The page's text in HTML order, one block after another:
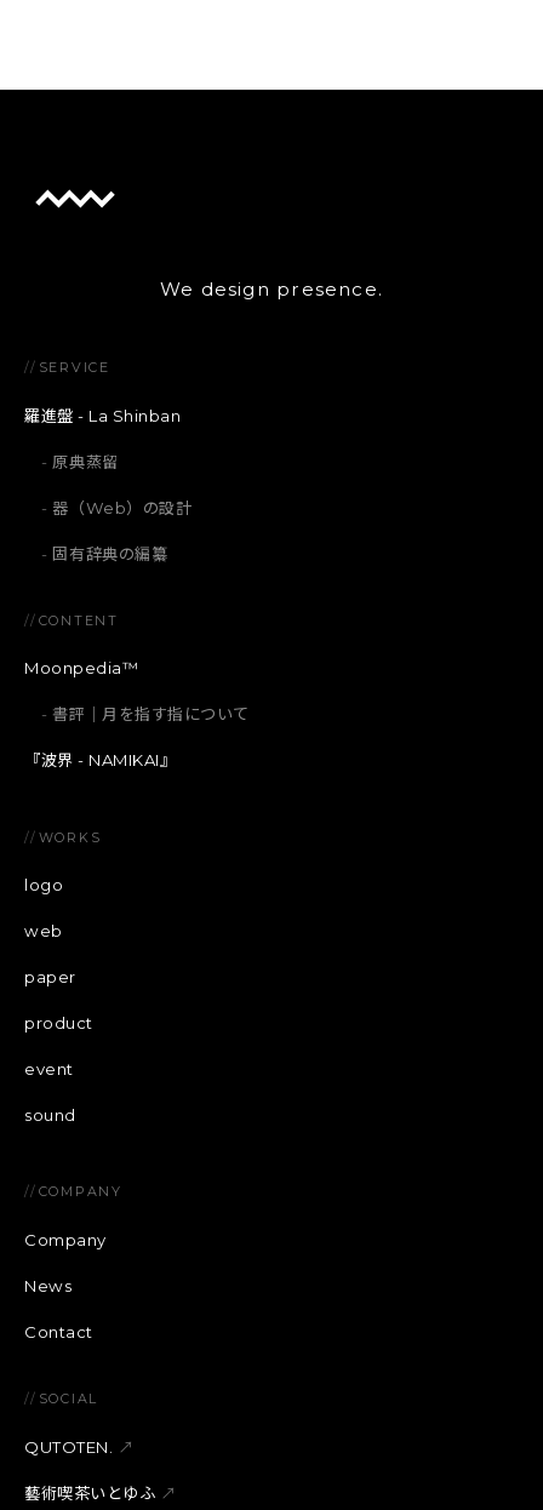
We design presence.
// SERVICE
羅進盤 - La Shinban
原典蒸留
器（Web）の設計
固有辞典の編纂
// CONTENT
Moonpedia™
書評｜月を指す指について
『波界 - NAMIKAI』
// WORKS
logo
web
paper
product
event
sound
// COMPANY
Company
News
Contact
// SOCIAL
QUTOTEN. ↗
藝術喫茶いとゆふ ↗